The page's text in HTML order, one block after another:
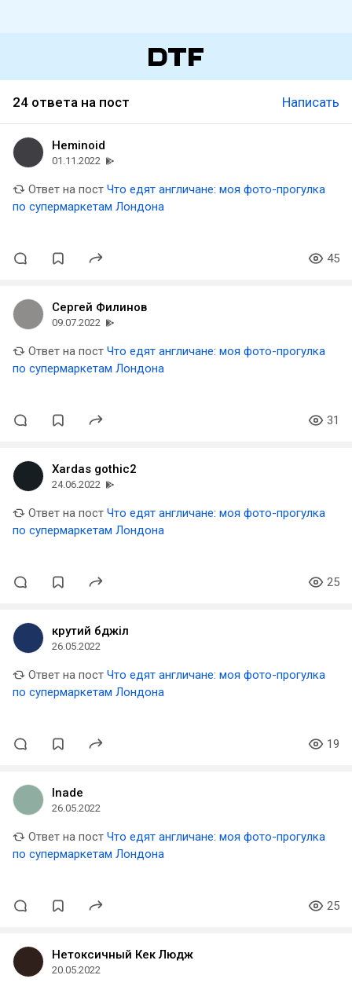
24 ответа на пост Написать
Heminoid
01.11.2022
Ответ на пост Что едят англичане: моя фото-прогулка
по супермаркетам Лондона
45
Сергей Филинов
09.07.2022
Ответ на пост Что едят англичане: моя фото-прогулка
по супермаркетам Лондона
31
Xardas gothic2
24.06.2022
Ответ на пост Что едят англичане: моя фото-прогулка
по супермаркетам Лондона
25
крутий бджiл
26.05.2022
Ответ на пост Что едят англичане: моя фото-прогулка
по супермаркетам Лондона
19
Inade
26.05.2022
Ответ на пост Что едят англичане: моя фото-прогулка
по супермаркетам Лондона
25
Нетоксичный Кек Людж
20.05.2022